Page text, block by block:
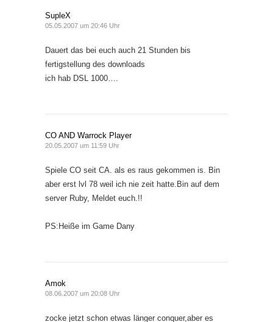
SupleX
05.05.2007 um 20:46 Uhr
Dauert das bei euch auch 21 Stunden bis
fertigstellung des downloads
ich hab DSL 1000….
CO AND Warrock Player
20.05.2007 um 11:59 Uhr
Spiele CO seit CA. als es raus gekommen is. Bin
aber erst lvl 78 weil ich nie zeit hatte.Bin auf dem
server Ruby, Meldet euch.!!
PS:Heiße im Game Dany
Amok
08.06.2007 um 20:08 Uhr
zocke jetzt schon etwas länger conquer,aber es